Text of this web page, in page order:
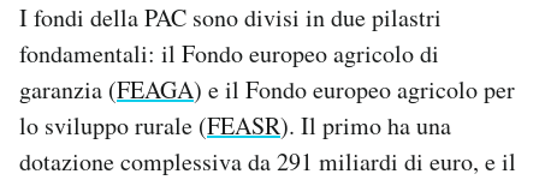
I fondi della PAC sono divisi in due pilastri
fondamentali: il Fondo europeo agricolo di
garanzia (FEAGA) e il Fondo europeo agricolo per
lo sviluppo rurale (FEASR). Il primo ha una
dotazione complessiva da 291 miliardi di euro, e il